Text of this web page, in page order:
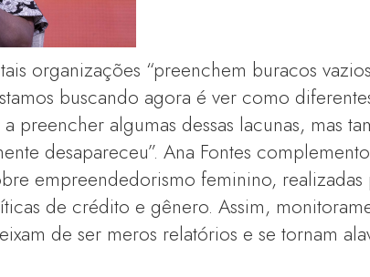
organizações “preenchem buracos
buscando agora é ver como
preencher algumas dessas lacunas, mas
desapareceu”. Ana Fontes
empreendedorismo feminino, realizadas
de crédito e gênero. Assim,
de ser meros relatórios e se tornam